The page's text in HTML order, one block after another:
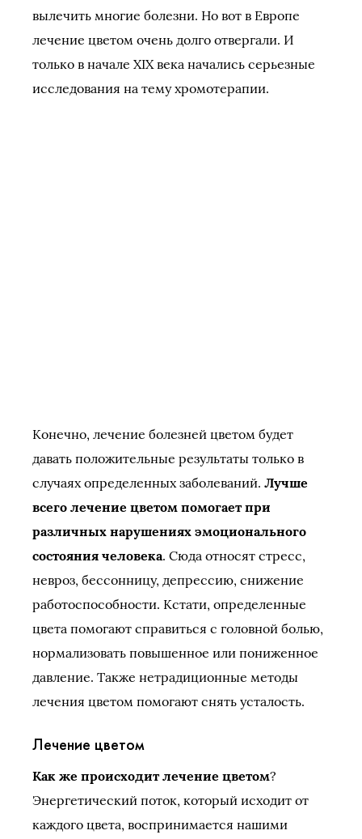
вылечить многие болезни. Но вот в Европе
лечение цветом очень долго отвергали. И
только в начале ХIХ века начались серьезные
исследования на тему хромотерапии.
Конечно, лечение болезней цветом будет
давать положительные результаты только в
случаях определенных заболеваний. Лучше
всего лечение цветом помогает при
различных нарушениях эмоционального
состояния человека. Сюда относят стресс,
невроз, бессонницу, депрессию, снижение
работоспособности. Кстати, определенные
цвета помогают справиться с головной болью,
нормализовать повышенное или пониженное
давление. Также нетрадиционные методы
лечения цветом помогают снять усталость.
Лечение цветом
Как же происходит лечение цветом?
Энергетический поток, который исходит от
каждого цвета, воспринимается нашими